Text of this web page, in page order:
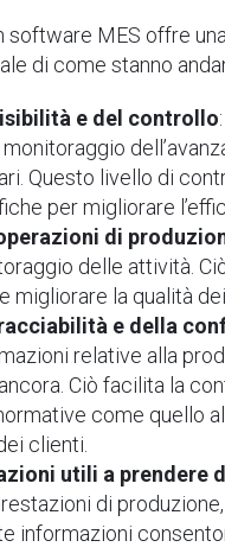
software MES offre
di come stanno
e del controllo
Questo livello di
per migliorare
di
delle attività.
migliorare la qualità
e della
relative alla
Ciò facilita la
come quello
clienti.
utili a prendere
di
informazioni